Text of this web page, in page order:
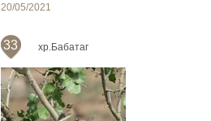
20/05/2021
33 хр.Бабатаг